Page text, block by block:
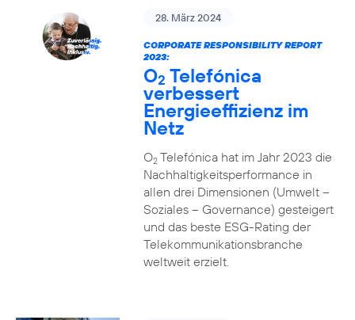
28. März 2024
CORPORATE RESPONSIBILITY REPORT
2023:
O2 Telefónica
verbessert
Energieeffizienz im
Netz
O2Telefónica hat im Jahr 2023 die
Nachhaltigkeitsperformance in
allen drei Dimensionen (Umwelt –
Soziales – Governance) gesteigert
und das beste ESG-Rating der
Telekommunikationsbranche
weltweit erzielt.